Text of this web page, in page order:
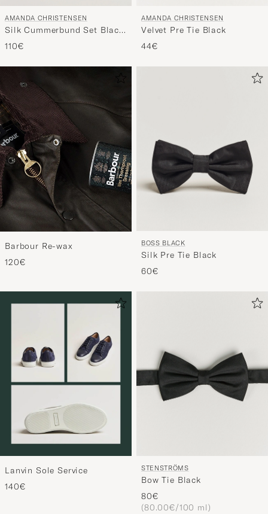
AMANDA CHRISTENSEN
Silk Cummerbund Set Black
Black
110€
AMANDA CHRISTENSEN
Velvet Pre Tie Black
44€
Barbour Re-wax
120€
BOSS BLACK
Silk Pre Tie Black
60€
Lanvin Sole Service
140€
STENSTRÖMS
Bow Tie Black
80€
(80.00€/100 ml)